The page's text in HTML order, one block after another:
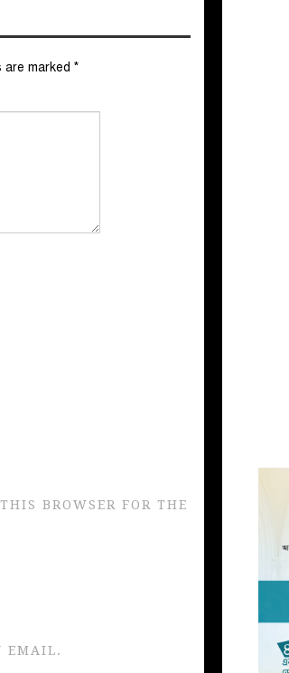
are marked *
BROWSER FOR THE
EMAIL.